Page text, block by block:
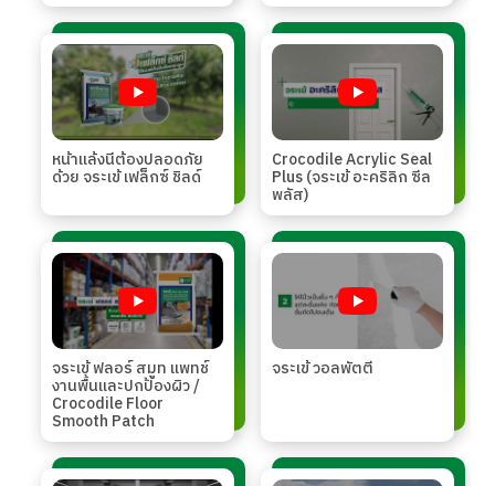
หน้าแล้งนี้ต้องปลอดภัย
ด้วย จระเข้ เฟล็กซ์ ชิลด์
Crocodile Acrylic Seal
Plus (จระเข้ อะคริลิก ซีล
พลัส)
จระเข้ ฟลอร์ สมูท แพทช์
งานพื้นและปกป้องผิว /
Crocodile Floor
Smooth Patch
จระเข้ วอลพัตตี้